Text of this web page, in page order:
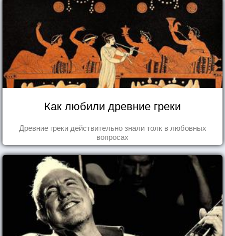
Как любили древние греки
Древние греки действительно знали толк в любовных
вопросах